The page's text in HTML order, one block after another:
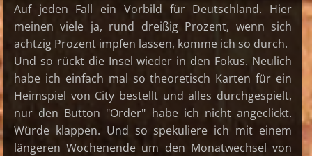
Auf jeden Fall ein Vorbild für Deutschland. Hier
meinen viele ja, rund dreißig Prozent, wenn sich
achtzig Prozent impfen lassen, komme ich so durch.
Und so rückt die Insel wieder in den Fokus. Neulich
habe ich einfach mal so theoretisch Karten für ein
Heimspiel von City bestellt und alles durchgespielt,
nur den Button "Order" habe ich nicht angeclickt.
Würde klappen. Und so spekuliere ich mit einem
längeren Wochenende um den Monatwechsel von